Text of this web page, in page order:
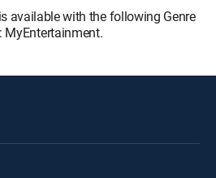
available with the following Genre
MyEntertainment.